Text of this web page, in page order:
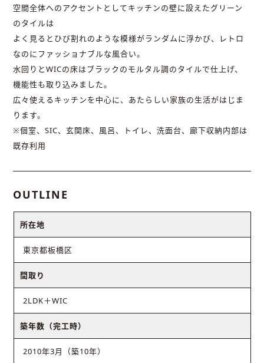
空間全体へのアクセントとしてキッチンの壁に設えたグリーン
のタイルは
よく見るとひび割れのような模様がランダムに浮かび、レトロ
なのにファッショナブルな風合い。
水回りとWICの床はブラックのモルタル調のタイルで仕上げ、
機能性も取り込みました。
広々使えるキッチンを中心に、あたらしい家族の生活がはじま
ります。
※個室、SIC、玄関床、風呂、トイレ、洗面台、廊下収納内部は
既存利用
OUTLINE
所在地
東京都板橋区
間取り
2LDK＋WIC
築年数（完工時）
2010年3月（築10年）